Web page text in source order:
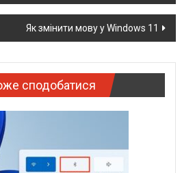
Як змінити мову у Windows 11
сподобатися